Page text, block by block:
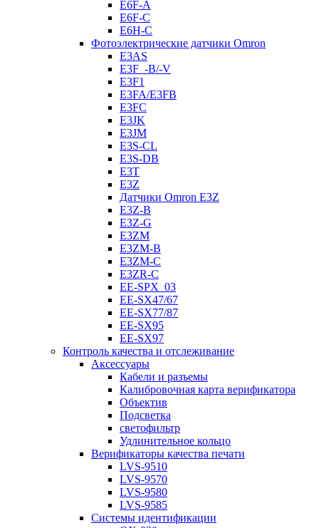
E6F-A
E6F-C
E6H-C
Фотоэлектрические датчики Omron
E3AS
E3F_-B/-V
E3F1
E3FA/E3FB
E3FC
E3JK
E3JM
E3S-CL
E3S-DB
E3T
E3Z
Датчики Omron E3Z
E3Z-B
E3Z-G
E3ZM
E3ZM-B
E3ZM-C
E3ZR-C
EE-SPX_03
EE-SX47/67
EE-SX77/87
EE-SX95
EE-SX97
Контроль качества и отслеживание
Аксессуары
Кабели и разъемы
Калибровочная карта верификатора
Объектив
Подсветка
светофильтр
Удлинительное кольцо
Верификаторы качества печати
LVS-9510
LVS-9570
LVS-9580
LVS-9585
Системы идентификации